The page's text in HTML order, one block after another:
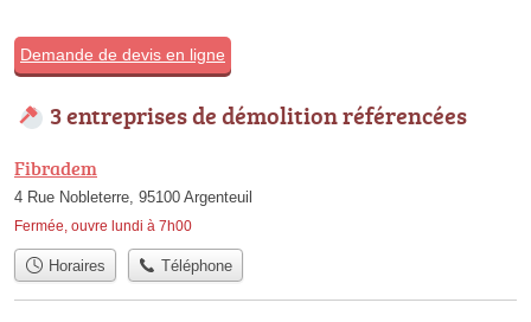
Demande de devis en ligne
3 entreprises de démolition référencées
Fibradem
4 Rue Nobleterre, 95100 Argenteuil
Fermée, ouvre lundi à 7h00
Horaires Téléphone